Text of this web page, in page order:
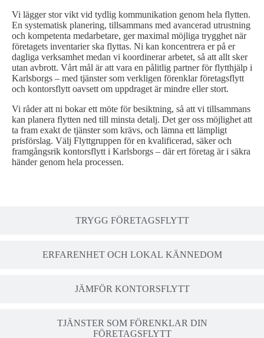
TRYGG FÖRETAGSFLYTT
ERFARENHET OCH LOKAL KÄNNEDOM
JÄMFÖR KONTORSFLYTT
TJÄNSTER SOM FÖRENKLAR DIN
FÖRETAGSFLYTT
Vi lägger stor vikt vid tydlig kommunikation genom hela flytten.
En systematisk planering, tillsammans med avancerad utrustning
och kompetenta medarbetare, ger maximal möjliga trygghet när
företagets inventarier ska flyttas. Ni kan koncentrera er på er
dagliga verksamhet medan vi koordinerar arbetet, så att allt sker
utan avbrott. Vårt mål är att vara en pålitlig partner för flytthjälp i
Karlsborgs – med tjänster som verkligen förenklar företagsflytt
och kontorsflytt oavsett om uppdraget är mindre eller stort.
Vi råder att ni bokar ett möte för besiktning, så att vi tillsammans
kan planera flytten ned till minsta detalj. Det ger oss möjlighet att
ta fram exakt de tjänster som krävs, och lämna ett lämpligt
prisförslag. Välj Flyttgruppen för en kvalificerad, säker och
framgångsrik kontorsflytt i Karlsborgs – där ert företag är i säkra
händer genom hela processen.